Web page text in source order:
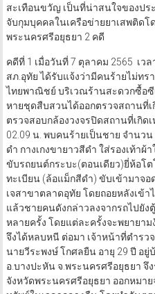
สะเทือนขวัญ เป็นที่น่าสนใจของป
จับกุมบุคคลในเครือข่ายยาเสพติด
พระนครศรีอยุธยา 2 คดี
คดีที่ 1 เมื่อวันที่ 7 ตุลาคม 2565 เว
สภ.อุทัย ได้รับแจ้งว่ามีคนร้ายไม่ทร
ไทยพาณิชย์ บริเวณร้านสะดวกซื้อซี
หายชุดสืบสวนได้ออกตรวจสถานที่
ตรวจสอบกล้องวงจรปิดสถานที่เกิด
02.09 น. พบคนร้ายเป็นชาย จำนว
ดำ กางเกงขายาวสีดำ ใส่รองเท้า
ขับรถยนต์กระบะ(ตอนเดียว)ยี่ห้อโ
ทะเบียน (ล้อแม็กสีดำ) ขับเข้ามาจ
เจสาขาตลาดอุทัย โดยถอยหลังเข้
แล้วชายคนดังกล่าวลงจากรถไปยัง
หลายครั้ง โดยแต่ละครั้งจะพยายาม
จึงได้หลบหนี ต่อมา เจ้าหน้าที่ตำร
นายวีระพงษ์ โกศลยืน อายุ 29 ปี อยู่
อ.บางปะหัน จ.พระนครศรีอยุธยา
จังหวัดพระนครศรีอยุธยา ออกหมา